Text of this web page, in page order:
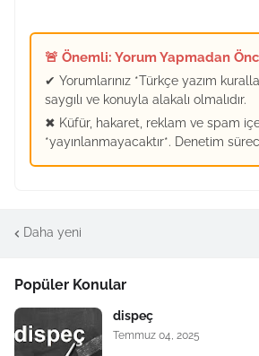
🚨 Önemli: Yorum Yapmadan
✔ Yorumlarınız *Türkçe yazım
saygılı ve konuyla alakalı olmalıdır.
✖ Küfür, hakaret, reklam ve spam
*yayınlanmayacaktır*. Denetim
Daha yeni
Popüler Konular
dispeç
Temmuz 04, 2025